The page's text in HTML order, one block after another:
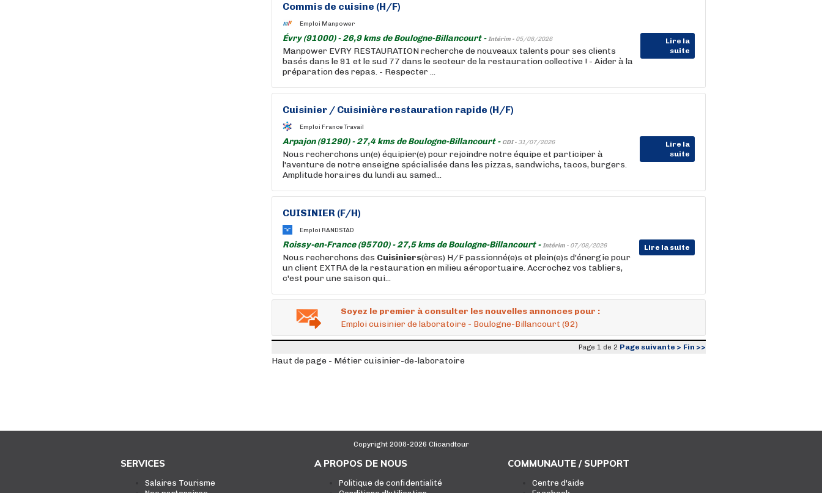
Commis de cuisine (H/F)
Emploi Manpower
Évry (91000) - 26,9 kms de Boulogne-Billancourt -Intérim - 05/08/2026
Lire la
suite
Manpower EVRY RESTAURATION recherche de nouveaux talents pour ses clients
basés dans le 91 et le sud 77 dans le secteur de la restauration collective ! - Aider à la
préparation des repas. - Respecter ...
Cuisinier / Cuisinière restauration rapide (H/F)
Emploi France Travail
Arpajon (91290) - 27,4 kms de Boulogne-Billancourt - CDI - 31/07/2026
Lire la
suite
Nous recherchons un(e) équipier(e) pour rejoindre notre équipe et participer à
l'aventure de notre enseigne spécialisée dans les pizzas, sandwichs, tacos, burgers.
Amplitude horaires du lundi au samed...
CUISINIER (F/H)
Emploi RANDSTAD
Roissy-en-France (95700) - 27,5 kms de Boulogne-Billancourt -Intérim - 07/08/2026 Lire la suite
Nous recherchons des Cuisiniers(ères) H/F passionné(e)s et plein(e)s d'énergie pour
un client EXTRA de la restauration en milieu aéroportuaire. Accrochez vos tabliers,
c'est pour une saison qui...
Soyez le premier à consulter les nouvelles annonces pour :
Emploi cuisinier de laboratoire - Boulogne-Billancourt (92)
Page 1 de 2 Page suivante > Fin >>
Haut de page - Métier cuisinier-de-laboratoire
Copyright 2008-2026 Clicandtour
SERVICES
Salaires Tourisme
A PROPOS DE NOUS
Politique de confidentialité
COMMUNAUTE / SUPPORT
Centre d'aide